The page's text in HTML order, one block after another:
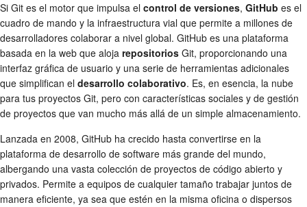
Si Git es el motor que impulsa el control de versiones, GitHub es el
cuadro de mando y la infraestructura vial que permite a millones de
desarrolladores colaborar a nivel global. GitHub es una plataforma
basada en la web que aloja repositorios Git, proporcionando una
interfaz gráfica de usuario y una serie de herramientas adicionales
que simplifican el desarrollo colaborativo. Es, en esencia, la nube
para tus proyectos Git, pero con características sociales y de gestión
de proyectos que van mucho más allá de un simple almacenamiento.
Lanzada en 2008, GitHub ha crecido hasta convertirse en la
plataforma de desarrollo de software más grande del mundo,
albergando una vasta colección de proyectos de código abierto y
privados. Permite a equipos de cualquier tamaño trabajar juntos de
manera eficiente, ya sea que estén en la misma oficina o dispersos